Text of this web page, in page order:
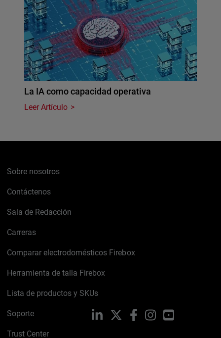
La IA como capacidad operativa
Leer Artículo
Sobre nosotros
Contáctenos
Sala de Redacción
Carreras
Comparar electrodomésticos Firebox
Herramienta de talla Firebox
Lista de productos y SKUs
Soporte
Trust Center
LinkedIn FacebookInstagramYouTube